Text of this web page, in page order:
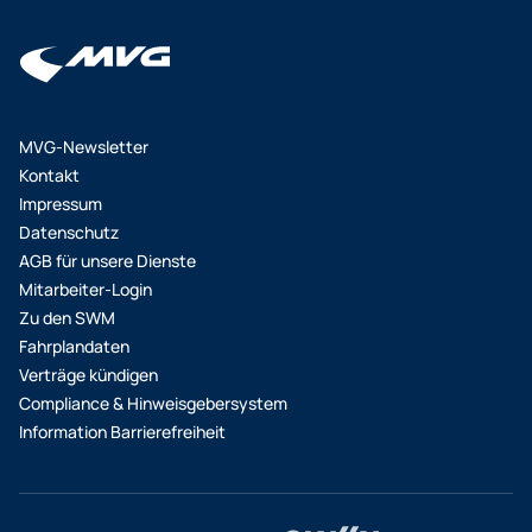
zwischen der Amalienburgstraße im Münchner
sieben Straßenbahnlinien und zahlreiche Buslinien
verknüpft. Im Nordosten erreichen Fahrgäste dann
mit der Tram die S8 zum Flughafen. Der aktuelle
Zeitplan sieht vor, dass eine stufenweise
Inbetriebnahme ab voraussichtlich 2025/2026
möglich sein wird. Neben den drei genannten
Tram-Projekten befinden sich aktuell noch acht
weitere in Prüfung.
MVG-Newsletter
Kontakt
Impressum
Datenschutz
AGB für unsere Dienste
Mitarbeiter-Login
Zu den SWM
Fahrplandaten
Verträge kündigen
Compliance & Hinweisgebersystem
Information Barrierefreiheit